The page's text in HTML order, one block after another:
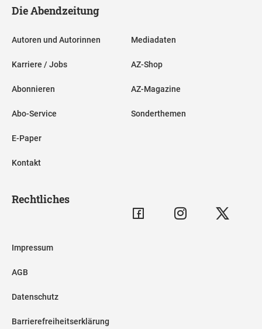
Die Abendzeitung
Autoren und Autorinnen
Karriere / Jobs
Abonnieren
Abo-Service
E-Paper
Kontakt
Mediadaten
AZ-Shop
AZ-Magazine
Sonderthemen
Rechtliches
Impressum
AGB
Datenschutz
Barrierefreiheitserklärung